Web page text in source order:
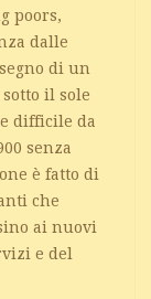
poors,
dalle
di un
il sole
difficile da
senza
è fatto di
che
ai nuovi
e del